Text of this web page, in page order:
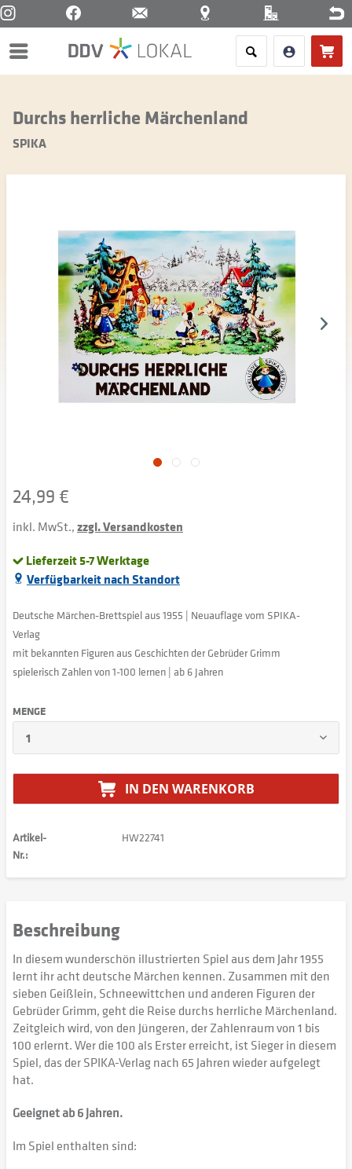
Menü
Durchs herrliche Märchenland
SPIKA
24,99 €
inkl. MwSt.,zzgl. Versandkosten
Lieferzeit 5-7 Werktage
Verfügbarkeit nach Standort
Deutsche Märchen-Brettspiel aus 1955 | Neuauflage vom SPIKA-
Verlag
mit bekannten Figuren aus Geschichten der Gebrüder Grimm
spielerisch Zahlen von 1-100 lernen | ab 6 Jahren
MENGE
IN DEN WARENKORB
Artikel-
Nr.:
HW22741
Beschreibung
In diesem wunderschön illustrierten Spiel aus dem Jahr 1955
lernt ihr acht deutsche Märchen kennen. Zusammen mit den
sieben Geißlein, Schneewittchen und anderen Figuren der
Gebrüder Grimm, geht die Reise durchs herrliche Märchenland.
Zeitgleich wird, von den Jüngeren, der Zahlenraum von 1 bis
100 erlernt. Wer die 100 als Erster erreicht, ist Sieger in diesem
Spiel, das der SPIKA-Verlag nach 65 Jahren wieder aufgelegt
hat.
Geeignet ab 6 Jahren.
Im Spiel enthalten sind: